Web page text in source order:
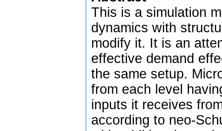
This is a simulation
dynamics with
modify it. It is an
effective demand
the same setup.
from each level
inputs it receives
according to neo-